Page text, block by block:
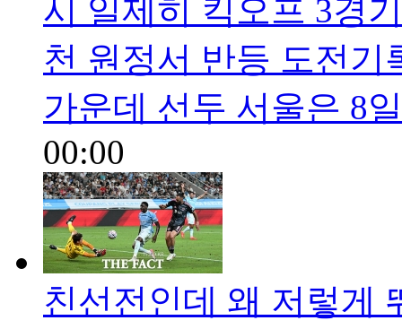
시 일제히 킥오프 3경
천 원정서 반등 도전기
가운데 선두 서울은 8
00:00
친선전인데 왜 저렇게